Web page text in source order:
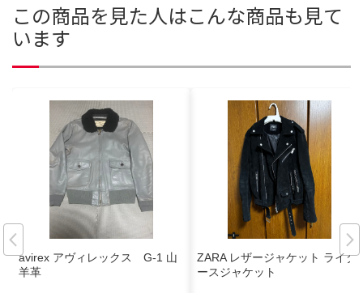
この商品を見た人はこんな商品も見て
います
avirex アヴィレックス G-1 山
羊革
ZARA レザージャケット ライダ
ースジャケット